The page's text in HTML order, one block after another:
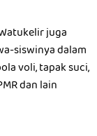
juga
siswinya dalam
voli, tapak suci,
dan lain